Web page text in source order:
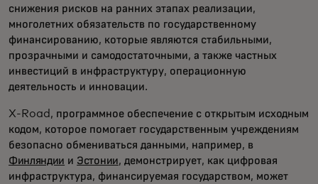
снижения рисков на ранних этапах реализации,
многолетних обязательств по государственному
финансированию, которые являются стабильными,
прозрачными и самодостаточными, а также частных
инвестиций в инфраструктуру, операционную
деятельность и инновации.
X-Road, программное обеспечение с открытым исходным
кодом, которое помогает государственным учреждениям
безопасно обмениваться данными, например, в
Финляндии и Эстонии, демонстрирует, как цифровая
инфраструктура, финансируемая государством, может